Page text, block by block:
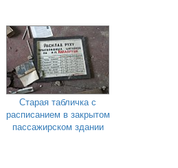
Старая табличка с
расписанием в закрытом
пассажирском здании